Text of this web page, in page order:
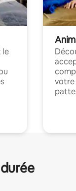
le
votre